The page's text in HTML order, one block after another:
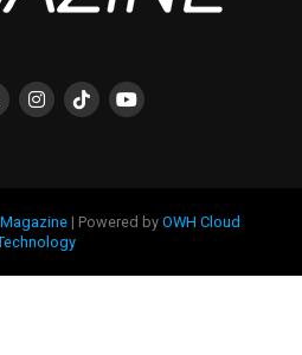
| Powered byOWH Cloud